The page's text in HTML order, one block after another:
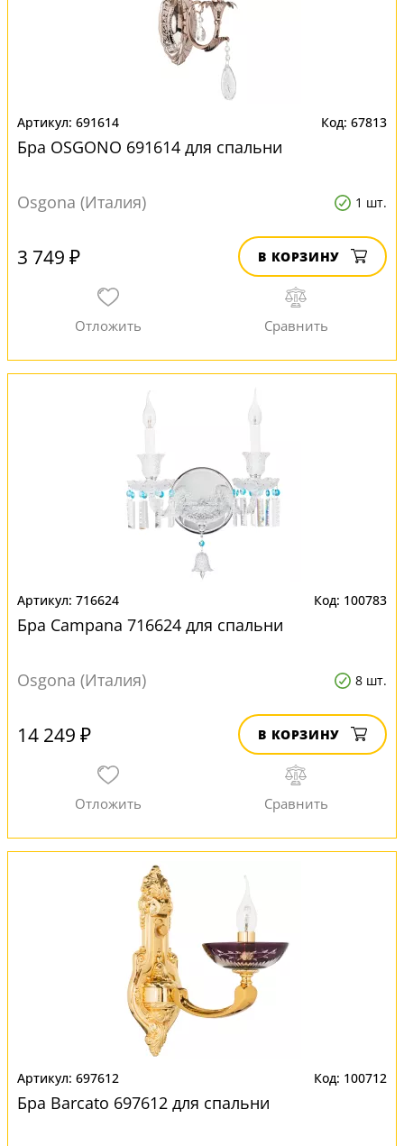
691614 67813
Бра OSGONO 691614 для спальни
Osgona (Италия) 1 шт.
3 749 ₽ В КОРЗИНУ
716624 100783
Бра Campana 716624 для спальни
Osgona (Италия) 8 шт.
14 249 ₽ В КОРЗИНУ
697612 100712
Бра Barcato 697612 для спальни